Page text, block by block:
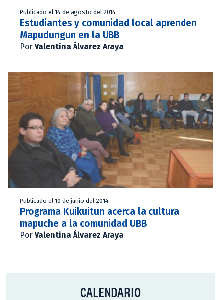
Publicado el 14 de agosto del 2014
Estudiantes y comunidad local aprenden
Mapudungun en la UBB
Por Valentina Álvarez Araya
Publicado el 10 de junio del 2014
Programa Kuikuitun acerca la cultura
mapuche a la comunidad UBB
Por Valentina Álvarez Araya
CALENDARIO